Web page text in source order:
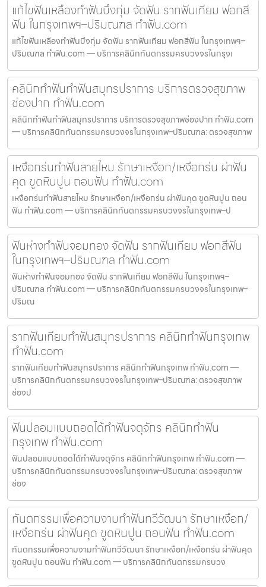
แก้ไขฟันเหลืองทำฟันบึงกุ่ม จัดฟัน รากฟันเทียม ฟอกสี
ฟัน ในกรุงเทพฯ–ปริมณฑล ทำฟัน.com
แก้ไขฟันเหลืองทำฟันบึงกุ่ม จัดฟัน รากฟันเทียม ฟอกสีฟัน ในกรุงเทพฯ–
ปริมณฑล ทำฟัน.com — บริการคลินิกทันตกรรมครบวงจรในกรุงเ
คลินิกทำฟันทำฟันสมุทรปราการ บริการตรวจสุขภาพ
ช่องปาก ทำฟัน.com
คลินิกทำฟันทำฟันสมุทรปราการ บริการตรวจสุขภาพช่องปาก ทำฟัน.com
— บริการคลินิกทันตกรรมครบวงจรในกรุงเทพ–ปริมณฑล: ตรวจสุขภาพ
เหงือกร่นทำฟันสายไหม รักษาเหงือก/เหงือกร่น ผ่าฟัน
คุด ขูดหินปูน ถอนฟัน ทำฟัน.com
เหงือกร่นทำฟันสายไหม รักษาเหงือก/เหงือกร่น ผ่าฟันคุด ขูดหินปูน ถอน
ฟัน ทำฟัน.com — บริการคลินิกทันตกรรมครบวงจรในกรุงเทพ–ป
ฟันห่างทำฟันจอมทอง จัดฟัน รากฟันเทียม ฟอกสีฟัน
ในกรุงเทพฯ–ปริมณฑล ทำฟัน.com
ฟันห่างทำฟันจอมทอง จัดฟัน รากฟันเทียม ฟอกสีฟัน ในกรุงเทพฯ–
ปริมณฑล ทำฟัน.com — บริการคลินิกทันตกรรมครบวงจรในกรุงเทพ–
ปริมณ
รากฟันเทียมทำฟันสมุทรปราการ คลินิกทำฟันกรุงเทพ
ทำฟัน.com
รากฟันเทียมทำฟันสมุทรปราการ คลินิกทำฟันกรุงเทพ ทำฟัน.com —
บริการคลินิกทันตกรรมครบวงจรในกรุงเทพ–ปริมณฑล: ตรวจสุขภาพ
ช่องป
ฟันปลอมแบบถอดได้ทำฟันจตุจักร คลินิกทำฟัน
กรุงเทพ ทำฟัน.com
ฟันปลอมแบบถอดได้ทำฟันจตุจักร คลินิกทำฟันกรุงเทพ ทำฟัน.com —
บริการคลินิกทันตกรรมครบวงจรในกรุงเทพ–ปริมณฑล: ตรวจสุขภาพ
ช่อง
ทันตกรรมเพื่อความงามทำฟันทวีวัฒนา รักษาเหงือก/
เหงือกร่น ผ่าฟันคุด ขูดหินปูน ถอนฟัน ทำฟัน.com
ทันตกรรมเพื่อความงามทำฟันทวีวัฒนา รักษาเหงือก/เหงือกร่น ผ่าฟันคุด
ขูดหินปูน ถอนฟัน ทำฟัน.com — บริการคลินิกทันตกรรมครบวง